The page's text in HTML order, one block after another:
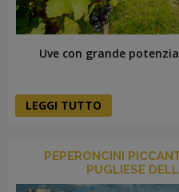
Uve con grande
LEGGI TUTTO
PEPERONCINI
PUGLIESE